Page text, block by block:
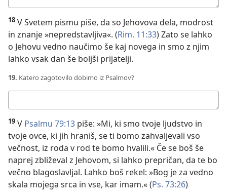
odgovor:
18 V Svetem pismu piše, da so Jehovova dela, modrost
in znanje »nepredstavljiva«. (Rim. 11:33) Zato se lahko
o Jehovu vedno naučimo še kaj novega in smo z njim
lahko vsak dan še boljši prijatelji.
19. Katero zagotovilo dobimo iz Psalmov?
odgovor:
19 V Psalmu 79:13 piše: »Mi, ki smo tvoje ljudstvo in
tvoje ovce, ki jih hraniš, se ti bomo zahvaljevali vso
večnost, iz roda v rod te bomo hvalili.« Če se boš še
naprej zbliževal z Jehovom, si lahko prepričan, da te bo
večno blagoslavljal. Lahko boš rekel: »Bog je za vedno
skala mojega srca in vse, kar imam.« (Ps. 73:26)